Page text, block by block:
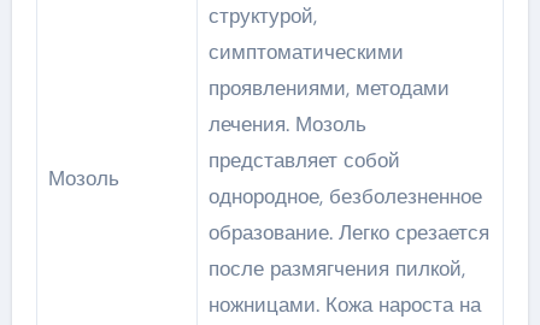
Мозоль
структурой,
симптоматическими
проявлениями, методами
лечения. Мозоль
представляет собой
однородное, безболезненное
образование. Легко срезается
после размягчения пилкой,
ножницами. Кожа нароста на